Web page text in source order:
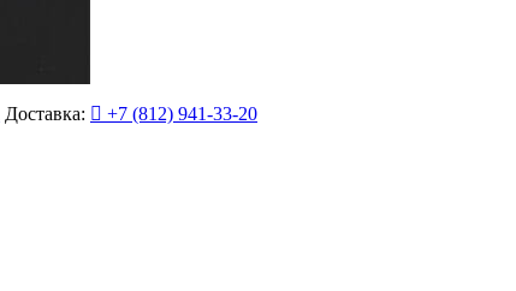
Доставка:
+7 (812) 941-33-20